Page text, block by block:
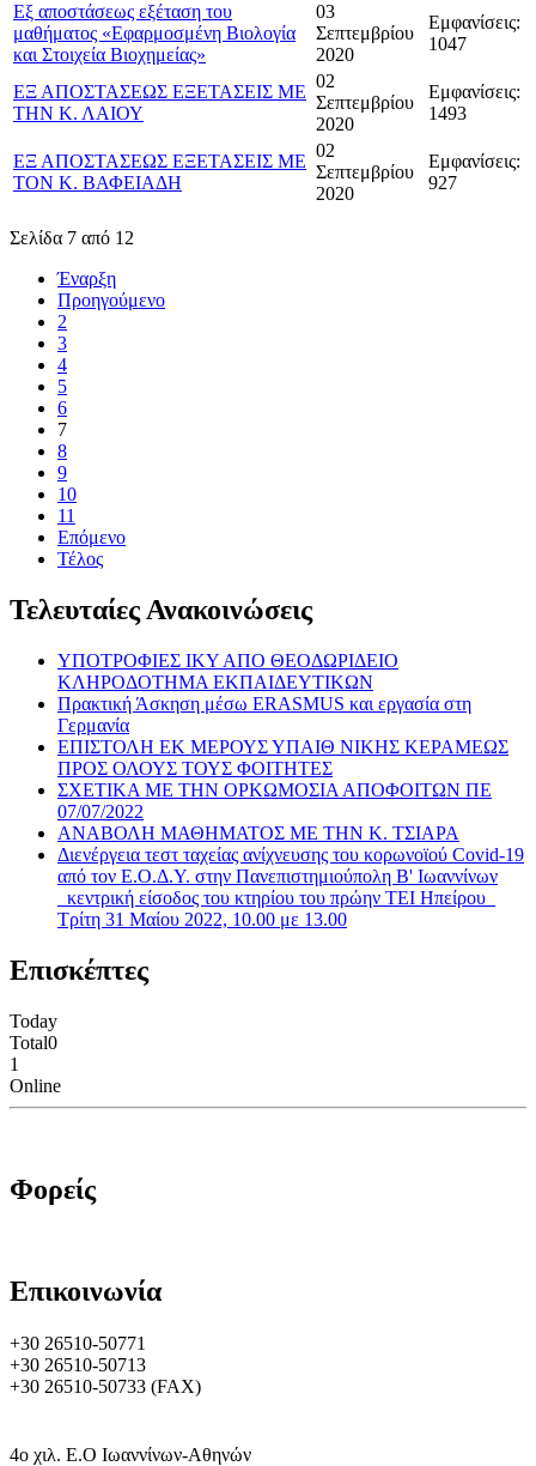
Εξ αποστάσεως εξέταση του
μαθήματος «Εφαρμοσμένη Βιολογία
και Στοιχεία Βιοχημείας»
03
Σεπτεμβρίου
2020
Εμφανίσεις:
1047
ΕΞ ΑΠΟΣΤΑΣΕΩΣ ΕΞΕΤΑΣΕΙΣ ΜΕ
ΤΗΝ Κ. ΛΑΙΟΥ
02
Σεπτεμβρίου
2020
Εμφανίσεις:
1493
ΕΞ ΑΠΟΣΤΑΣΕΩΣ ΕΞΕΤΑΣΕΙΣ ΜΕ
ΤΟΝ Κ. ΒΑΦΕΙΑΔΗ
02
Σεπτεμβρίου
2020
Εμφανίσεις:
927
Σελίδα 7 από 12
Έναρξη
Προηγούμενο
2
3
4
5
6
7
8
9
10
11
Επόμενο
Τέλος
Τελευταίες Ανακοινώσεις
ΥΠΟΤΡΟΦΙΕΣ ΙΚΥ ΑΠΟ ΘΕΟΔΩΡΙΔΕΙΟ
ΚΛΗΡΟΔΟΤΗΜΑ ΕΚΠΑΙΔΕΥΤΙΚΩΝ
Πρακτική Άσκηση μέσω ERASMUS και εργασία στη
Γερμανία
ΕΠΙΣΤΟΛΗ ΕΚ ΜΕΡΟΥΣ ΥΠΑΙΘ ΝΙΚΗΣ ΚΕΡΑΜΕΩΣ
ΠΡΟΣ ΟΛΟΥΣ ΤΟΥΣ ΦΟΙΤΗΤΕΣ
ΣΧΕΤΙΚΑ ΜΕ ΤΗΝ ΟΡΚΩΜΟΣΙΑ ΑΠΟΦΟΙΤΩΝ ΠΕ
07/07/2022
ΑΝΑΒΟΛΗ ΜΑΘΗΜΑΤΟΣ ΜΕ ΤΗΝ Κ. ΤΣΙΑΡΑ
Διενέργεια τεστ ταχείας ανίχνευσης του κορωνοϊού Covid-19
από τον Ε.Ο.Δ.Υ. στην Πανεπιστημιούπολη B' Ιωαννίνων
_κεντρική είσοδος του κτηρίου του πρώην ΤΕΙ Ηπείρου_
Τρίτη 31 Μαίου 2022, 10.00 με 13.00
Επισκέπτες
Today
Total0
1
Online
Φορείς
Επικοινωνία
+30 26510-50771
+30 26510-50713
+30 26510-50733 (FAX)
4o χιλ. Ε.Ο Ιωαννίνων-Αθηνών